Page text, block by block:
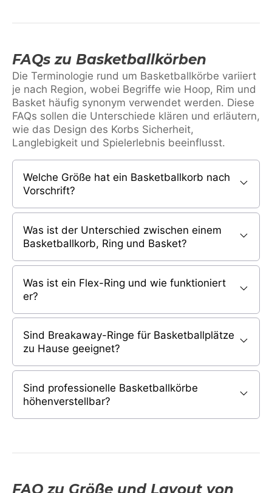
FAQs zu Basketballkörben
Die Terminologie rund um Basketballkörbe variiert
je nach Region, wobei Begriffe wie Hoop, Rim und
Basket häufig synonym verwendet werden. Diese
FAQs sollen die Unterschiede klären und erläutern,
wie das Design des Korbs Sicherheit,
Langlebigkeit und Spielerlebnis beeinflusst.
Welche Größe hat ein Basketballkorb nach
Vorschrift?
Was ist der Unterschied zwischen einem
Basketballkorb, Ring und Basket?
Was ist ein Flex-Ring und wie funktioniert
er?
Sind Breakaway-Ringe für Basketballplätze
zu Hause geeignet?
Sind professionelle Basketballkörbe
höhenverstellbar?
FAQ zu Größe und Layout von